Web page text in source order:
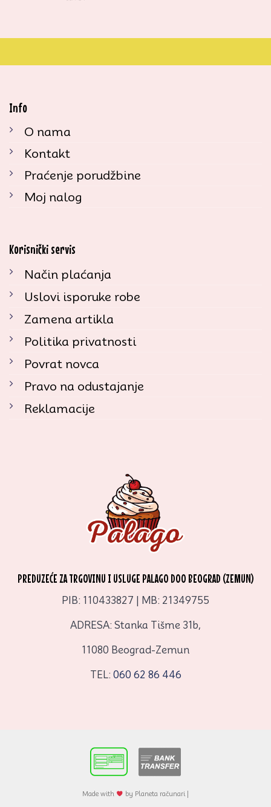
Info
O nama
Kontakt
Praćenje porudžbine
Moj nalog
Korisnički servis
Način plaćanja
Uslovi isporuke robe
Zamena artikla
Politika privatnosti
Povrat novca
Pravo na odustajanje
Reklamacije
PREDUZEĆE ZA TRGOVINU I USLUGE PALAGO DOO BEOGRAD (ZEMUN)
PIB: 110433827 | MB: 21349755
ADRESA: Stanka Tišme 31b,
11080 Beograd-Zemun
TEL: 060 62 86 446
Made with by Planeta računari |